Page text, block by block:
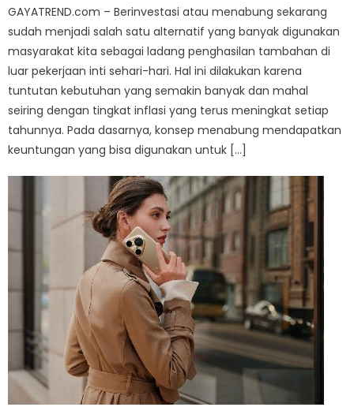
GAYATREND.com – Berinvestasi atau menabung sekarang
sudah menjadi salah satu alternatif yang banyak digunakan
masyarakat kita sebagai ladang penghasilan tambahan di
luar pekerjaan inti sehari-hari. Hal ini dilakukan karena
tuntutan kebutuhan yang semakin banyak dan mahal
seiring dengan tingkat inflasi yang terus meningkat setiap
tahunnya. Pada dasarnya, konsep menabung mendapatkan
keuntungan yang bisa digunakan untuk […]